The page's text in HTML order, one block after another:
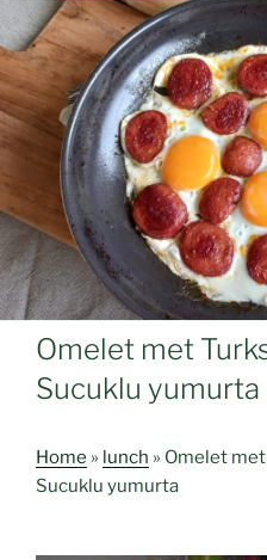
Omelet met
Sucuklu yumurta
Home » lunch » Omelet
Sucuklu yumurta